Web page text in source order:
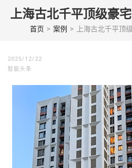
上海古北千平顶级豪
首页 > 案例 > 上海古北千平顶
2025/12/22
智能头条